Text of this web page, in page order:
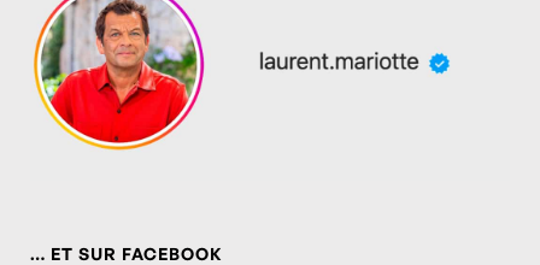
… ET SUR FACEBOOK